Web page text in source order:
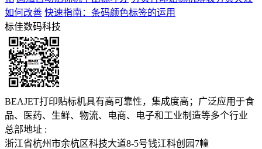
如何改善 快速指南：条码颜色标签的运用
标佳数码科技
BEAJET打印贴标机具有高可靠性，集成度高；广泛应用于食
品、医药、生鲜、物流、电商、电子和工业制造等多个行业
总部地址 :
浙江省杭州市余杭区科技大道8-5号钱江科创园7幢